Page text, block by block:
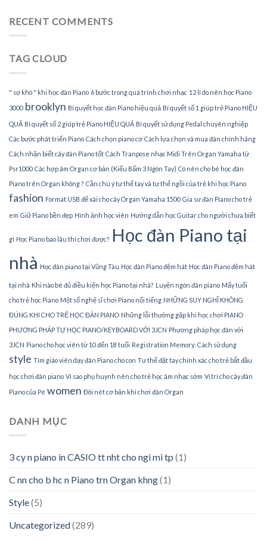
RECENT COMMENTS
TAG CLOUD
" sợ khó " khi học đàn Piano 6 bước trong quá trình chơi nhạc 12 lí do nên học Piano
3000 brooklyn Bí quyết học đàn Piano hiệu quả Bí quyết số 1 giúp trẻ Piano HIỆU
QUẢ Bí quyết số 2 giúp trẻ Piano HIỆU QUẢ Bí quyết sử dụng Pedal chuyên nghiệp
Các bước phát triển Piano Cách chọn piano cơ Cách lựa chọn và mua đàn chính hãng
Cách nhận biết cây đàn Piano tốt Cách Tranpose nhạc Midi Trên Organ Yamaha từ
Psr1000 Các hợp âm Organ cơ bản (Kiểu Bấm 3 Ngón Tay) Có nên cho bé học đàn
Piano trên Organ không ? Cần chú ý tư thế tay và tư thế ngồi của trẻ khi học Piano
fashion Format USB để xài cho cây Organ Yamaha 1500 Gia sư đàn Piano cho trẻ
em Giữ Piano bền đẹp Hình ảnh học viên Hướng dẫn học Guitar cho người chưa biết
gì Học Piano bao lâu thì chơi được? Học đàn Piano tại
nhà Học đàn piano tại Vũng Tàu Học đàn Piano đệm hát Học đàn Piano đệm hát
tại nhà Khi nào bé đủ điều kiện học Piano tại nhà? Luyện ngón đàn piano Mấy tuổi
cho trẻ học Piano Một số nghệ sĩ chơi Piano nổi tiếng NHỮNG SUY NGHĨ KHÔNG
ĐÚNG KHI CHO TRẺ HỌC ĐÀN PIANO Những lỗi thường gặp khi học chơi PIANO
PHƯƠNG PHÁP TỰ HỌC PIANO/KEYBOARD VỚI 3JCN Phương pháp học đàn với
3JCN Piano cho học viên từ 10 đến 18 tuổi Registration Memory: Cách sử dụng
style Tìm giáo viên dạy đàn Piano cho con Tư thế đặt tay chính xác cho trẻ bắt đầu
học chơi đàn piano Vì sao phụ huynh nên cho trẻ học âm nhạc sớm Vị trí cho cây đàn
Piano của Pé women Đôi nét cơ bản khi chơi đàn Organ
DANH MỤC
3 cy n piano in CASIO tt nht cho ngi mi tp (1)
C nn cho b hc n Piano trn Organ khng(1)
Style(5)
Uncategorized(289)